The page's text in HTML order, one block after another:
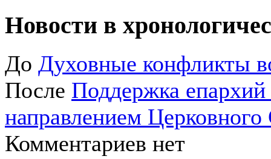
Новости в
До Духовные конфликты
После Поддержка
направлением Церковного
Комментариев нет